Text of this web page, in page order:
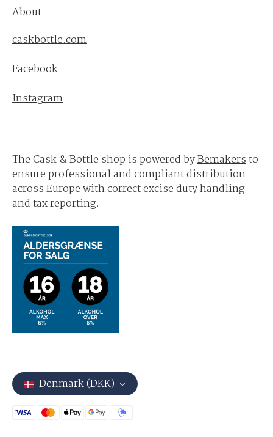
About
caskbottle.com
Facebook
Instagram
The Cask & Bottle shop is powered byBemakersto
ensure professional and compliant distribution
across Europe with correct excise duty handling
and tax reporting.
Denmark (DKK)